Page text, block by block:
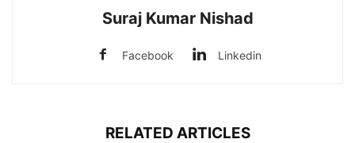
Suraj Kumar Nishad
Facebook Linkedin
RELATED ARTICLES